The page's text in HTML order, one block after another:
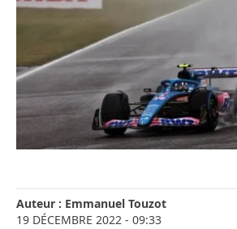
Auteur : Emmanuel Touzot
19 DÉCEMBRE 2022 - 09:33